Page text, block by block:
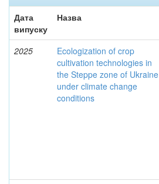
Дата
випуску
Назва
2025
Ecologization of crop
cultivation technologies in
the Steppe zone of Ukraine
under climate change
conditions